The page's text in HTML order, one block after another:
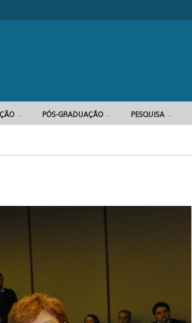
Formulário de busca
PÓS-GRADUAÇÃO PESQUISA